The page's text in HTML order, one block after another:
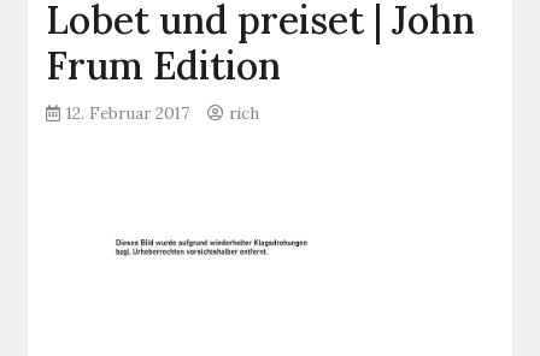
Lobet und preiset | John
Frum Edition
12. Februar 2017 rich